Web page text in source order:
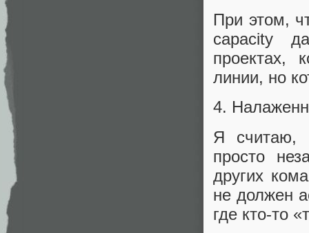
При этом,
capacity
проектах,
линии, но
4.
Я считаю,
просто
других
не должен
где кто-то